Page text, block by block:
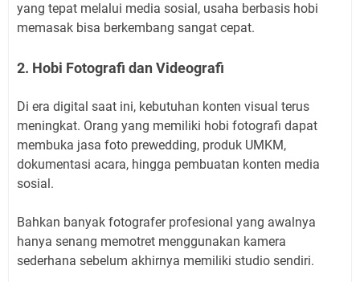
yang tepat melalui media sosial, usaha berbasis hobi
memasak bisa berkembang sangat cepat.
2. Hobi Fotografi dan Videografi
Di era digital saat ini, kebutuhan konten visual terus
meningkat. Orang yang memiliki hobi fotografi dapat
membuka jasa foto prewedding, produk UMKM,
dokumentasi acara, hingga pembuatan konten media
sosial.
Bahkan banyak fotografer profesional yang awalnya
hanya senang memotret menggunakan kamera
sederhana sebelum akhirnya memiliki studio sendiri.